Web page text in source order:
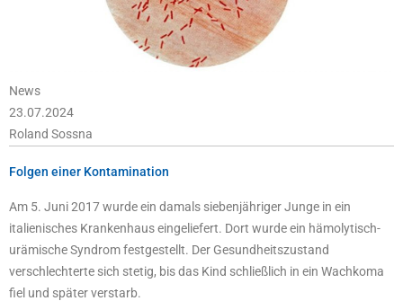
News
23.07.2024
Roland Sossna
Folgen einer Kontamination
Am 5. Juni 2017 wurde ein damals siebenjähriger Junge in ein
italienisches Krankenhaus eingeliefert. Dort wurde ein hämolytisch-
urämische Syndrom festgestellt. Der Gesundheitszustand
verschlechterte sich stetig, bis das Kind schließlich in ein Wachkoma
fiel und später verstarb.